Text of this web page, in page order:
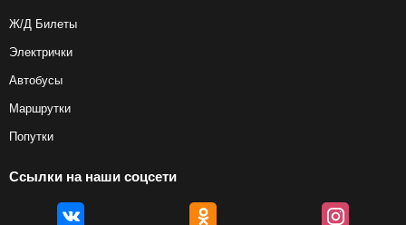
Ж/Д Билеты
Электрички
Автобусы
Маршрутки
Попутки
Ссылки на наши соцсети